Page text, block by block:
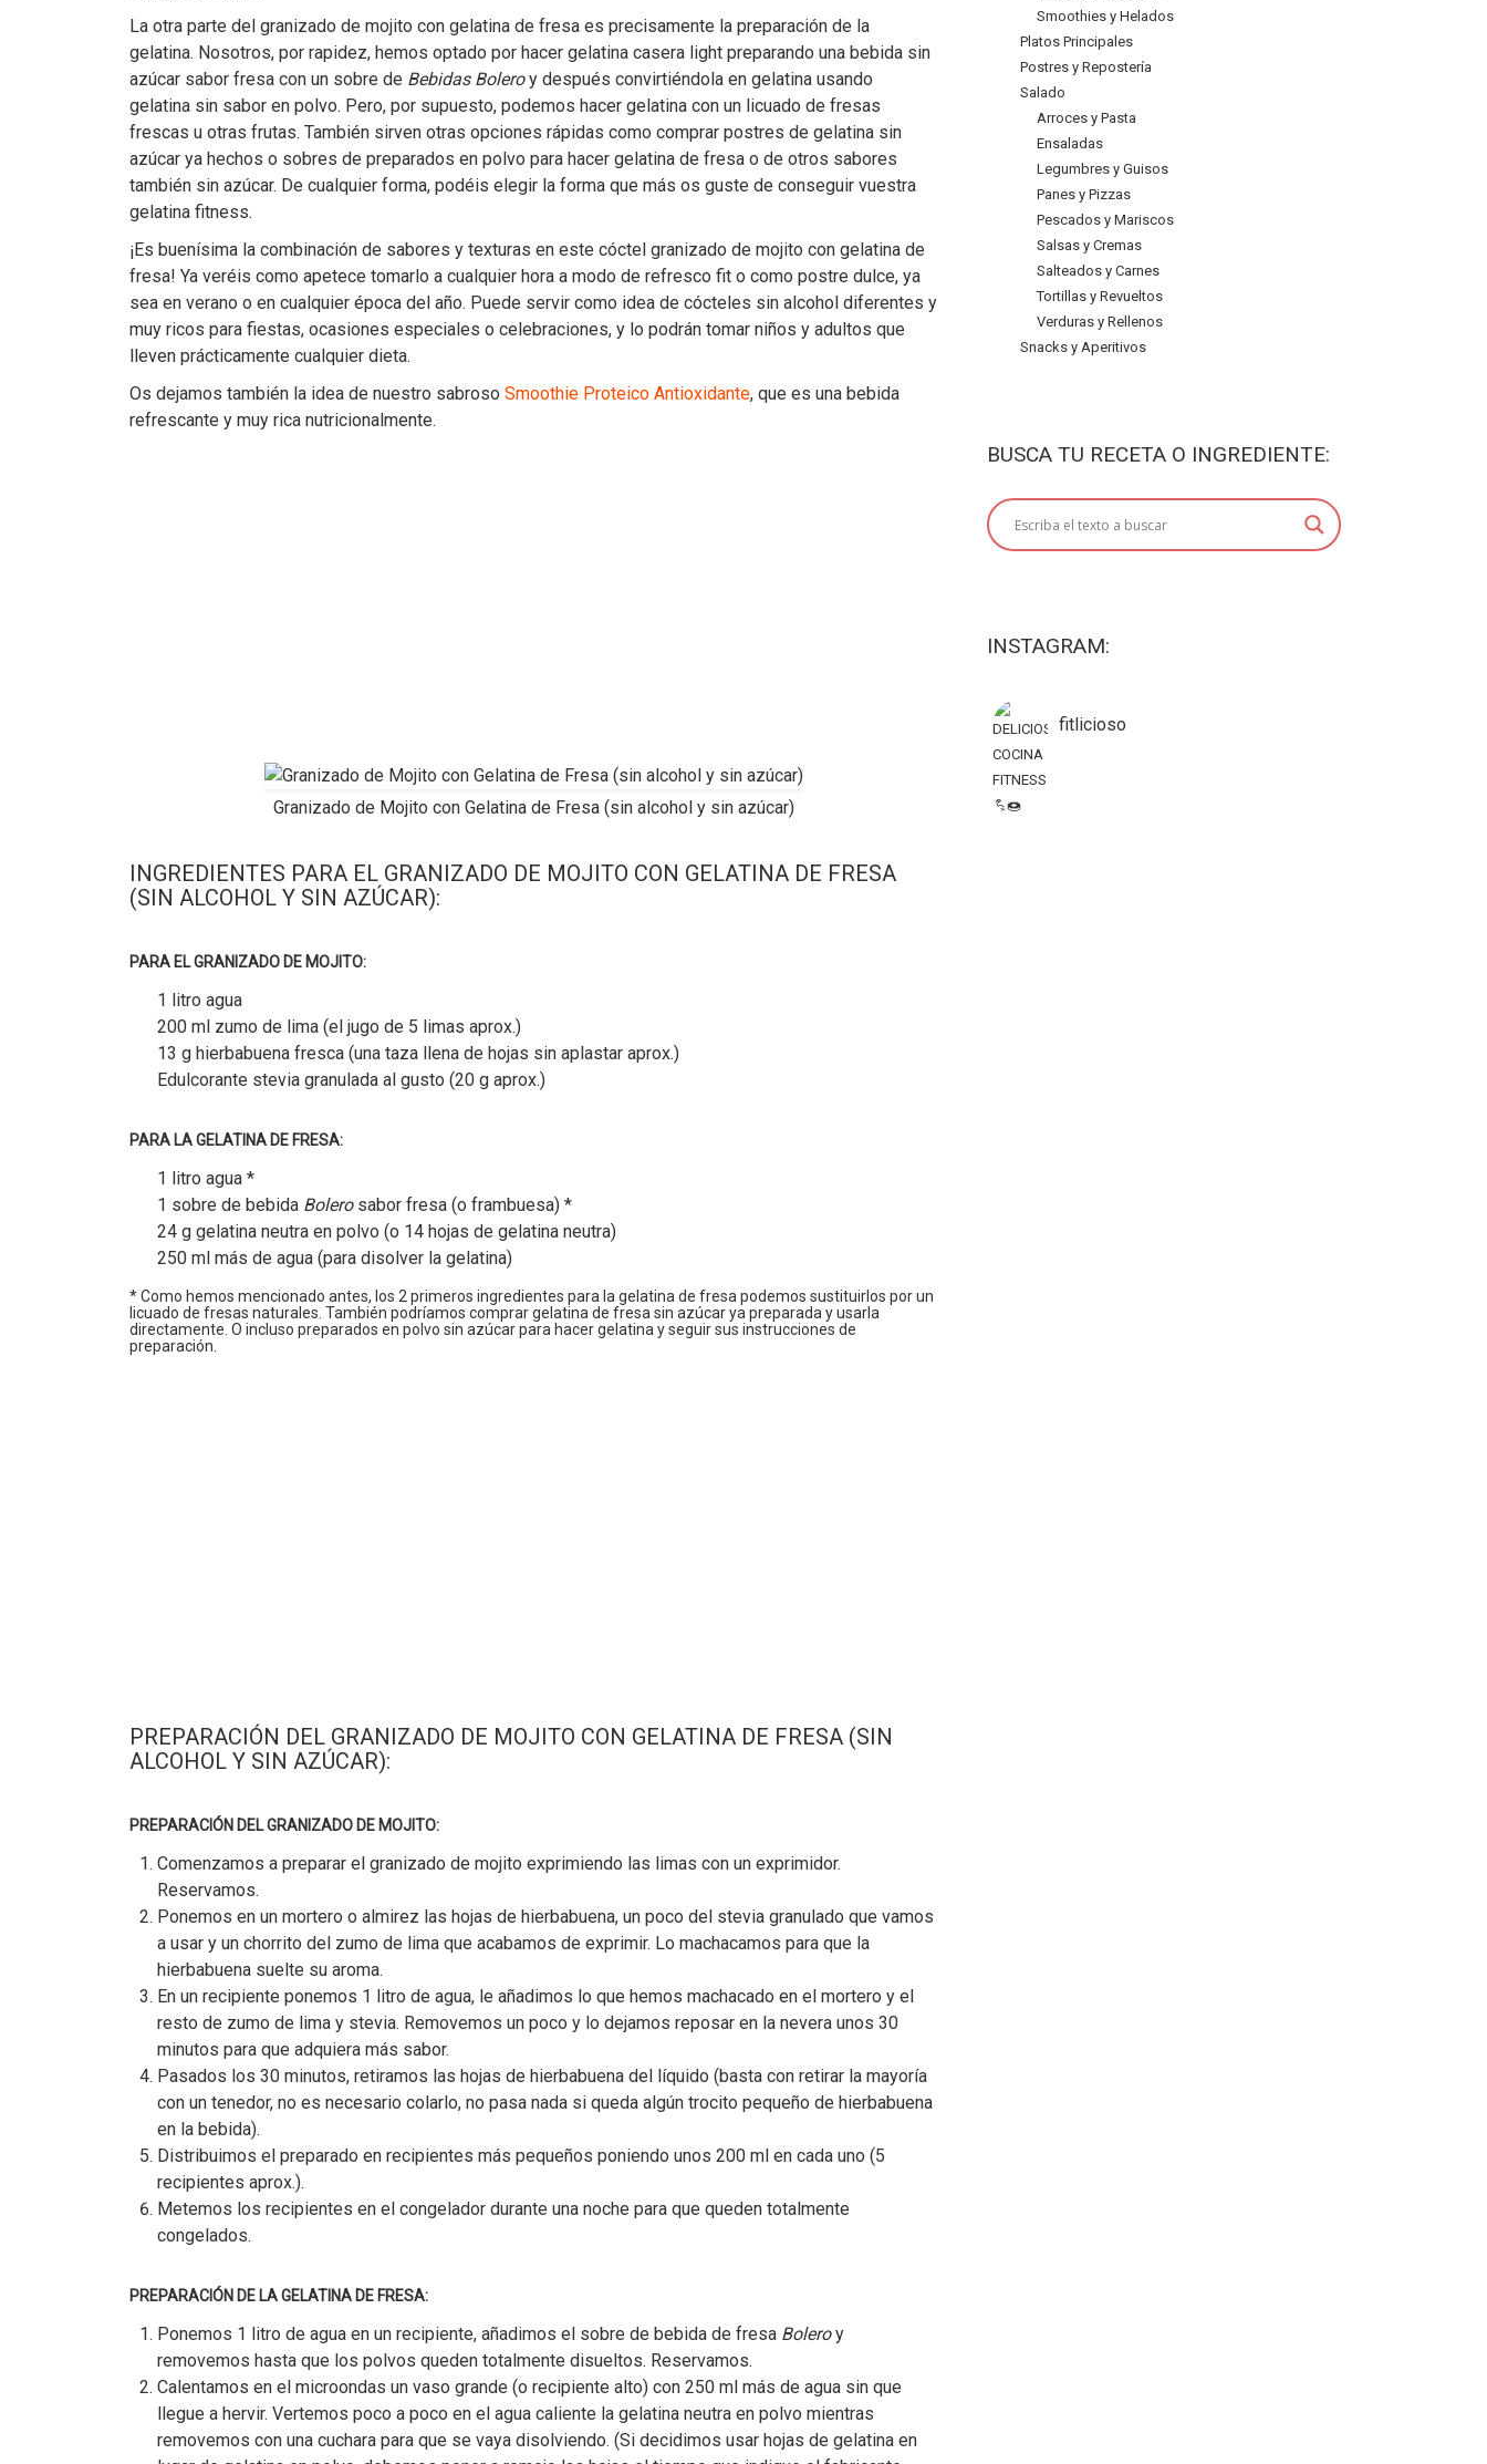
La otra parte del granizado de mojito con gelatina de fresa es precisamente la preparación de la
gelatina. Nosotros, por rapidez, hemos optado por hacer gelatina casera light preparando una bebida sin
azúcar sabor fresa con un sobre de Bebidas Boleroy después convirtiéndola en gelatina usando
gelatina sin sabor en polvo. Pero, por supuesto, podemos hacer gelatina con un licuado de fresas
frescas u otras frutas. También sirven otras opciones rápidas como comprar postres de gelatina sin
azúcar ya hechos o sobres de preparados en polvo para hacer gelatina de fresa o de otros sabores
también sin azúcar. De cualquier forma, podéis elegir la forma que más os guste de conseguir vuestra
gelatina fitness.
¡Es buenísima la combinación de sabores y texturas en este cóctel granizado de mojito con gelatina de
fresa! Ya veréis como apetece tomarlo a cualquier hora a modo de refresco fit o como postre dulce, ya
sea en verano o en cualquier época del año. Puede servir como idea de cócteles sin alcohol diferentes y
muy ricos para fiestas, ocasiones especiales o celebraciones, y lo podrán tomar niños y adultos que
lleven prácticamente cualquier dieta.
Os dejamos también la idea de nuestro sabroso Smoothie Proteico Antioxidante, que es una bebida
refrescante y muy rica nutricionalmente.
Granizado de Mojito con Gelatina de Fresa (sin alcohol y sin azúcar)
INGREDIENTES PARA EL GRANIZADO DE MOJITO CON GELATINA DE FRESA
(SIN ALCOHOL Y SIN AZÚCAR):
PARA EL GRANIZADO DE MOJITO:
1 litro agua
200 ml zumo de lima (el jugo de 5 limas aprox.)
13 g hierbabuena fresca (una taza llena de hojas sin aplastar aprox.)
Edulcorante stevia granulada al gusto (20 g aprox.)
PARA LA GELATINA DE FRESA:
1 litro agua *
1 sobre de bebida Bolerosabor fresa (o frambuesa) *
24 g gelatina neutra en polvo (o 14 hojas de gelatina neutra)
250 ml más de agua (para disolver la gelatina)
* Como hemos mencionado antes, los 2 primeros ingredientes para la gelatina de fresa podemos sustituirlos por un
licuado de fresas naturales. También podríamos comprar gelatina de fresa sin azúcar ya preparada y usarla
directamente. O incluso preparados en polvo sin azúcar para hacer gelatina y seguir sus instrucciones de
preparación.
PREPARACIÓN DEL GRANIZADO DE MOJITO CON GELATINA DE FRESA (SIN
ALCOHOL Y SIN AZÚCAR):
PREPARACIÓN DEL GRANIZADO DE MOJITO:
Comenzamos a preparar el granizado de mojito exprimiendo las limas con un exprimidor.
Reservamos.
Ponemos en un mortero o almirez las hojas de hierbabuena, un poco del stevia granulado que vamos
a usar y un chorrito del zumo de lima que acabamos de exprimir. Lo machacamos para que la
hierbabuena suelte su aroma.
En un recipiente ponemos 1 litro de agua, le añadimos lo que hemos machacado en el mortero y el
resto de zumo de lima y stevia. Removemos un poco y lo dejamos reposar en la nevera unos 30
minutos para que adquiera más sabor.
Pasados los 30 minutos, retiramos las hojas de hierbabuena del líquido (basta con retirar la mayoría
con un tenedor, no es necesario colarlo, no pasa nada si queda algún trocito pequeño de hierbabuena
en la bebida).
Distribuimos el preparado en recipientes más pequeños poniendo unos 200 ml en cada uno (5
recipientes aprox.).
Metemos los recipientes en el congelador durante una noche para que queden totalmente
congelados.
PREPARACIÓN DE LA GELATINA DE FRESA:
Ponemos 1 litro de agua en un recipiente, añadimos el sobre de bebida de fresa Boleroy
removemos hasta que los polvos queden totalmente disueltos. Reservamos.
Calentamos en el microondas un vaso grande (o recipiente alto) con 250 ml más de agua sin que
llegue a hervir. Vertemos poco a poco en el agua caliente la gelatina neutra en polvo mientras
removemos con una cuchara para que se vaya disolviendo. (Si decidimos usar hojas de gelatina en
Smoothies y Helados
Platos Principales
Postres y Repostería
Salado
Arroces y Pasta
Ensaladas
Legumbres y Guisos
Panes y Pizzas
Pescados y Mariscos
Salsas y Cremas
Salteados y Carnes
Tortillas y Revueltos
Verduras y Rellenos
Snacks y Aperitivos
BUSCA TU RECETA O INGREDIENTE:
INSTAGRAM:
fitlicioso